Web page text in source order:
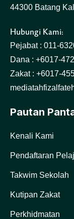
44300 Batang
Hubungi Kami:
Pejabat : 011-
Dana : +6017-
Zakat : +6017-
Pautan
Kenali Kami
Pendaftaran
Takwim Sekolah
Kutipan Zakat
Perkhidmatan